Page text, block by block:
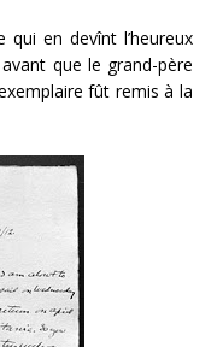
qui en devînt l’heureux
que le grand-père
fût remis à la